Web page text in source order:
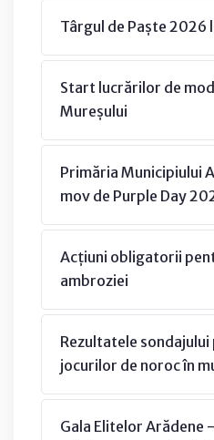
Târgul de Paște 2026
Start lucrărilor de
Mureșului
Primăria Municipiului
mov de Purple Day
Acțiuni obligatorii
ambroziei
Rezultatele
jocurilor de noroc în
Gala Elitelor Arădene